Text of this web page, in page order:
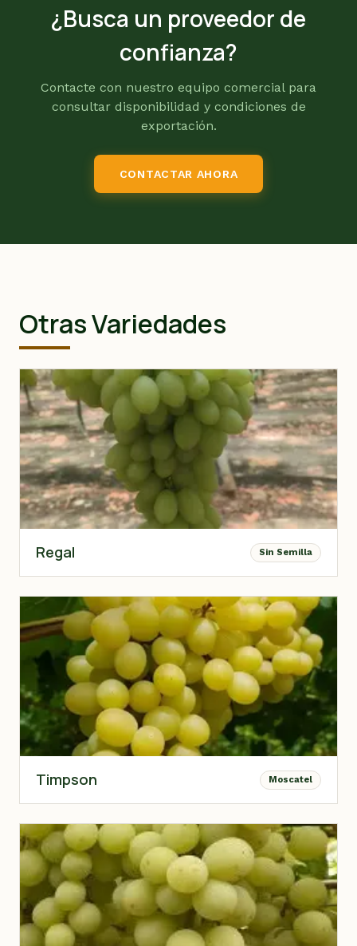
¿Busca un proveedor de
confianza?
Contacte con nuestro equipo comercial para
consultar disponibilidad y condiciones de
exportación.
CONTACTAR AHORA
Otras Variedades
Regal Sin Semilla
Timpson Moscatel